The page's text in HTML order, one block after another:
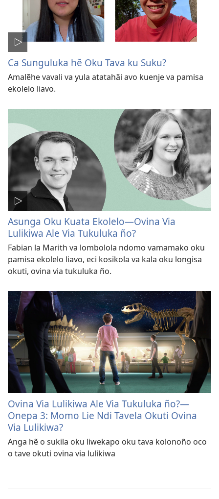
Ca Sunguluka hẽ Oku Tava ku Suku?
Amalẽhe vavali va yula atatahãi avo kuenje va pamisa
ekolelo liavo.
Asunga Oku Kuata Ekolelo—Ovina Via
Lulikiwa Ale Via Tukuluka ño?
Fabian la Marith va lombolola ndomo vamamako oku
pamisa ekolelo liavo, eci kosikola va kala oku longisa
okuti, ovina via tukuluka ño.
Ovina Via Lulikiwa Ale Via Tukuluka ño?—
Onepa 3: Momo Lie Ndi Tavela Okuti Ovina
Via Lulikiwa?
Anga hẽ o sukila oku liwekapo oku tava kolonoño oco
o tave okuti ovina via lulikiwa